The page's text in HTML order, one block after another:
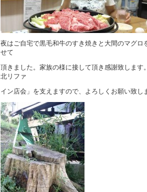
夜はご自宅で黒毛和牛のすき焼きと大間のマグロ
せて
頂きました。家族の様に接して頂き感謝致します
北リファ
イン店会」を支えますので、よろしくお願い致し